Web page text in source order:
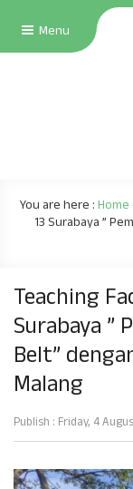
Menu
You are here :Home
13 Surabaya ”
Teaching
Surabaya ”
Belt”
Malang
Publish : Friday, 4